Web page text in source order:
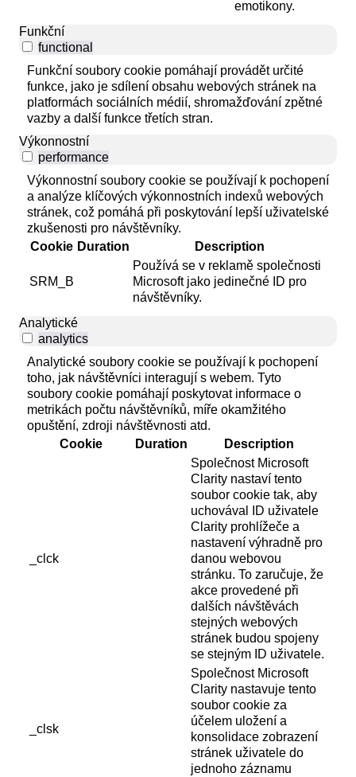
emotikony.
Funkční
functional
Funkční soubory cookie pomáhají provádět určité
funkce, jako je sdílení obsahu webových stránek na
platformách sociálních médií, shromažďování zpětné
vazby a další funkce třetích stran.
Výkonnostní
performance
Výkonnostní soubory cookie se používají k pochopení
a analýze klíčových výkonnostních indexů webových
stránek, což pomáhá při poskytování lepší uživatelské
zkušenosti pro návštěvníky.
Cookie Duration Description
SRM_B
Používá se v reklamě společnosti
Microsoft jako jedinečné ID pro
návštěvníky.
Analytické
analytics
Analytické soubory cookie se používají k pochopení
toho, jak návštěvníci interagují s webem. Tyto
soubory cookie pomáhají poskytovat informace o
metrikách počtu návštěvníků, míře okamžitého
opuštění, zdroji návštěvnosti atd.
Cookie
Duration Description
_clck
Společnost Microsoft
Clarity nastaví tento
soubor cookie tak, aby
uchovával ID uživatele
Clarity prohlížeče a
nastavení výhradně pro
danou webovou
stránku. To zaručuje, že
akce provedené při
dalších návštěvách
stejných webových
stránek budou spojeny
se stejným ID uživatele.
_clsk
Společnost Microsoft
Clarity nastavuje tento
soubor cookie za
účelem uložení a
konsolidace zobrazení
stránek uživatele do
jednoho záznamu